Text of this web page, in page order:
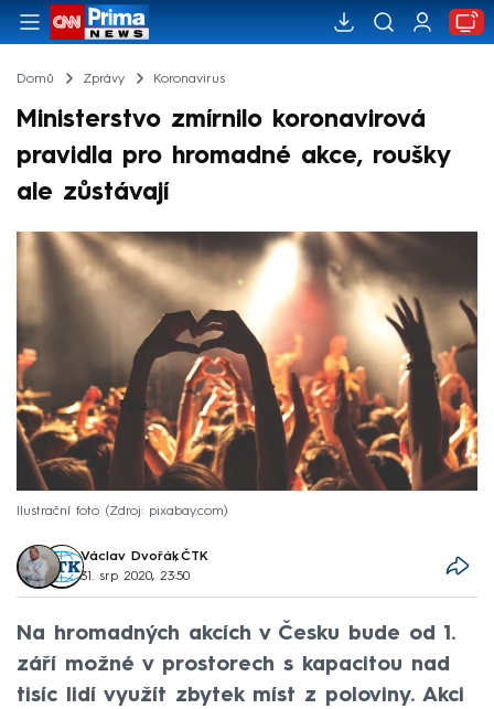
Domů Zprávy Koronavirus
Ministerstvo zmírnilo koronavirová
pravidla pro hromadné akce, roušky
ale zůstávají
Ilustrační foto Zdroj: pixabay.com
Václav Dvořák, ČTK
31. srp 2020, 23:50
Na hromadných akcích v Česku bude od 1.
září možné v prostorech s kapacitou nad
tisíc lidí využít zbytek míst z poloviny. Akci